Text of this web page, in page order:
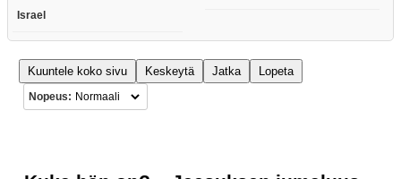
Israel
Kuuntele koko sivu Keskeytä Jatka Lopeta
Nopeus: